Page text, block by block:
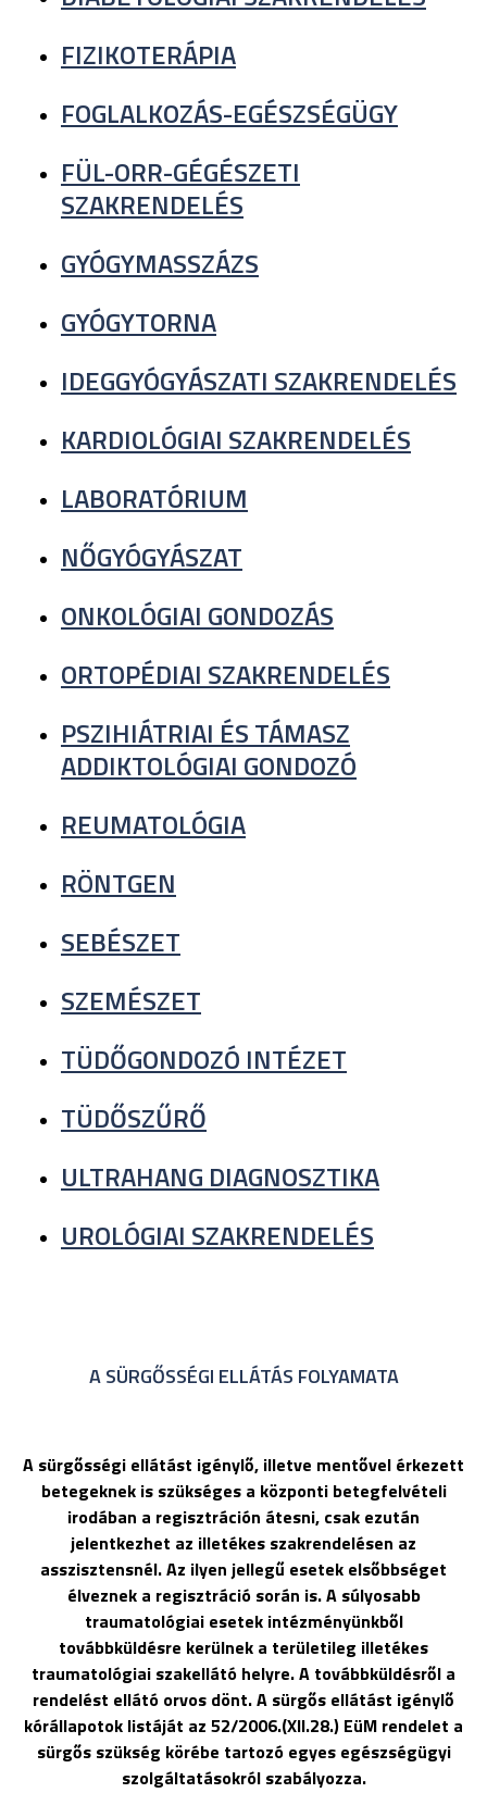
FIZIKOTERÁPIA
FOGLALKOZÁS-EGÉSZSÉGÜGY
FÜL-ORR-GÉGÉSZETI
SZAKRENDELÉS
GYÓGYMASSZÁZS
GYÓGYTORNA
IDEGGYÓGYÁSZATI SZAKRENDELÉS
KARDIOLÓGIAI SZAKRENDELÉS
LABORATÓRIUM
NŐGYÓGYÁSZAT
ONKOLÓGIAI GONDOZÁS
ORTOPÉDIAI SZAKRENDELÉS
PSZIHIÁTRIAI ÉS TÁMASZ
ADDIKTOLÓGIAI GONDOZÓ
REUMATOLÓGIA
RÖNTGEN
SEBÉSZET
SZEMÉSZET
TÜDŐGONDOZÓ INTÉZET
TÜDŐSZŰRŐ
ULTRAHANG DIAGNOSZTIKA
UROLÓGIAI SZAKRENDELÉS
A SÜRGŐSSÉGI ELLÁTÁS FOLYAMATA
A sürgősségi ellátást igénylő, illetve mentővel érkezett
betegeknek is szükséges a központi betegfelvételi
irodában a regisztráción átesni, csak ezután
jelentkezhet az illetékes szakrendelésen az
asszisztensnél. Az ilyen jellegű esetek elsőbbséget
élveznek a regisztráció során is. A súlyosabb
traumatológiai esetek intézményünkből
továbbküldésre kerülnek a területileg illetékes
traumatológiai szakellátó helyre. A továbbküldésről a
rendelést ellátó orvos dönt. A sürgős ellátást igénylő
kórállapotok listáját az 52/2006.(XII.28.) EüM rendelet a
sürgős szükség körébe tartozó egyes egészségügyi
szolgáltatásokról szabályozza.